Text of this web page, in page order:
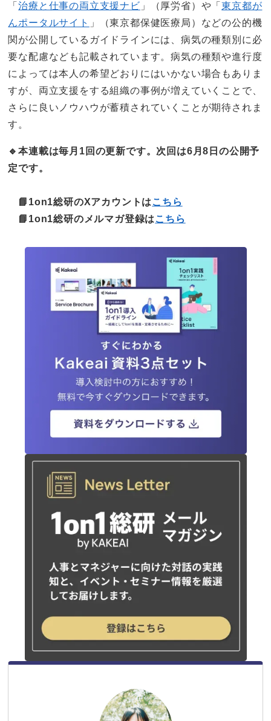
「治療と仕事の両立支援ナビ 」（厚労省）や「東京都が
んポータルサイト
」（東京都保健医療局）などの公的機
関が公開しているガイドラインには、病気の種類別に必
要な配慮なども記載されています。病気の種類や進行度
によっては本人の希望どおりにはいかない場合もありま
すが、両立支援をする組織の事例が増えていくことで、
さらに良いノウハウが蓄積されていくことが期待されま
す。
🔹本連載は毎月1回の更新です。次回は6月8日の公開予
定です。
📘1on1総研のXアカウントは こちら
📘1on1総研のメルマガ登録は こちら